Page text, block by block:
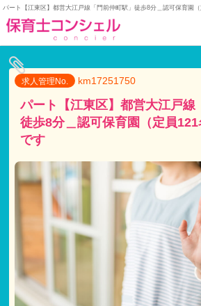
パート【江東区】都営大江戸線「門前仲町駅」徒歩8分＿認可保育園
求人管理No. km17251750
パート【江東区】都営大江戸線
徒歩8分＿認可保育園（定員
です